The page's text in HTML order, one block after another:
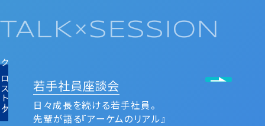
TALK×SESSION
ーク 若⼿社員座談会
日々成長を続ける若手社員。
先輩が語る『アーケムのリアル』